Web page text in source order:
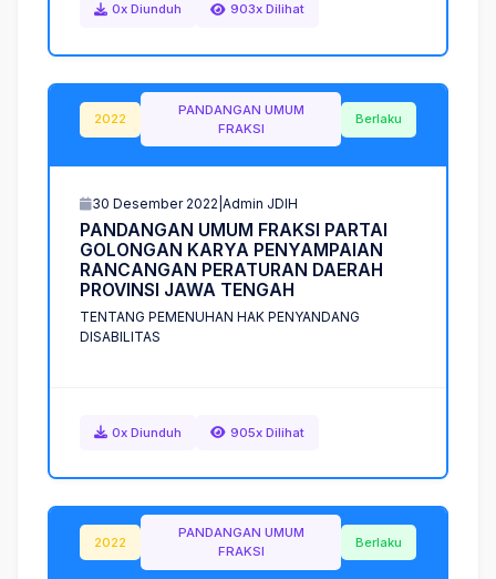
0x Diunduh 903x Dilihat
2022
PANDANGAN UMUM
FRAKSI
Berlaku
30 Desember 2022 Admin JDIH
PAN DAN GAN U M U M FRAKS PARTA
GO LO N GAN KARYA P EN YAM PA AN
RAN CAN GAN P ERATU RAN DAERAH
P ROV NS JAWA T EN GAH
TENTANG PEMENUHAN HAK PENYANDANG
DISABILITAS
0x Diunduh 905x Dilihat
2022
PANDANGAN UMUM
FRAKSI
Berlaku